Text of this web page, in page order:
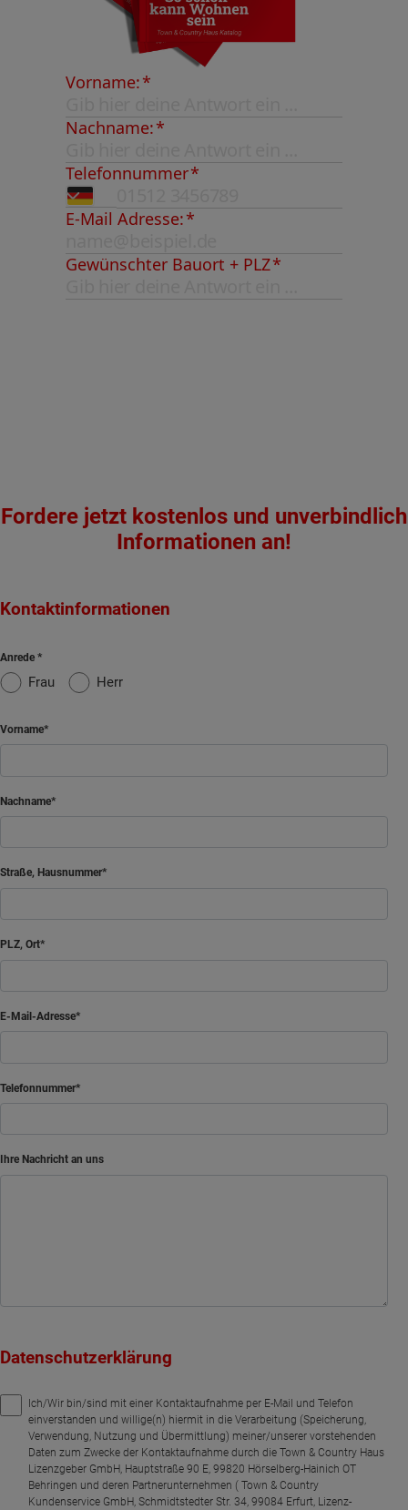
Fordere jetzt kostenlos und unverbindlich
Informationen an!
Kontaktinformationen
Anrede
Frau Herr
Vorname
Nachname
Straße, Hausnummer
PLZ, Ort
E-Mail-Adresse
Telefonnummer
Ihre Nachricht an uns
Datenschutzerklärung
Ich/Wir bin/sind mit einer Kontaktaufnahme per E-Mail und Telefon
einverstanden und willige(n) hiermit in die Verarbeitung (Speicherung,
Verwendung, Nutzung und Übermittlung) meiner/unserer vorstehenden
Daten zum Zwecke der Kontaktaufnahme durch die Town & Country Haus
Lizenzgeber GmbH, Hauptstraße 90 E, 99820 Hörselberg-Hainich OT
Behringen und deren Partnerunternehmen ( Town & Country
Kundenservice GmbH, Schmidtstedter Str. 34, 99084 Erfurt, Lizenz-